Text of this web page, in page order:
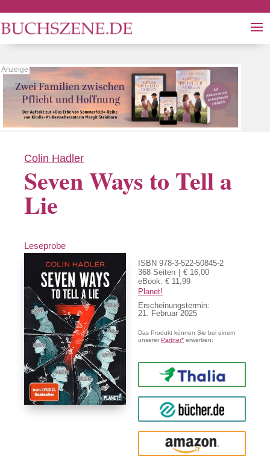
Colin Hadler
Seven Ways to Tell a
Lie
Leseprobe
ISBN 978-3-522-50845-2
368 Seiten
€ 16,00
eBook: € 11,99
Planet!
Erscheinungstermin:
21. Februar 2025
Das Produkt können Sie bei einem
unsererPartner* erwerben:
Thalia
buecher.de
Amazon